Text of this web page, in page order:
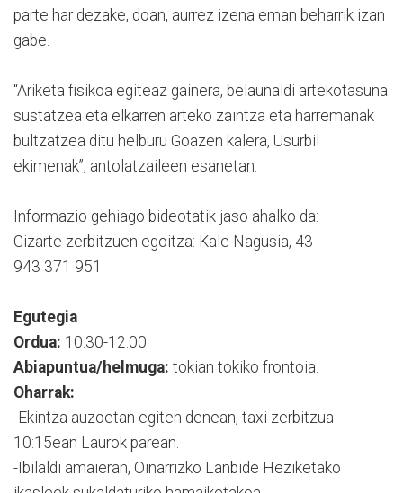
parte har dezake, doan, aurrez izena eman beharrik izan
gabe.
“Ariketa fisikoa egiteaz gainera, belaunaldi artekotasuna
sustatzea eta elkarren arteko zaintza eta harremanak
bultzatzea ditu helburu Goazen kalera, Usurbil
ekimenak”, antolatzaileen esanetan.
Informazio gehiago bideotatik jaso ahalko da:
Gizarte zerbitzuen egoitza: Kale Nagusia, 43
943 371 951
Egutegia
Ordua: 10:30-12:00.
Abiapuntua/helmuga: tokian tokiko frontoia.
Oharrak:
-Ekintza auzoetan egiten denean, taxi zerbitzua
10:15ean Laurok parean.
-Ibilaldi amaieran, Oinarrizko Lanbide Heziketako